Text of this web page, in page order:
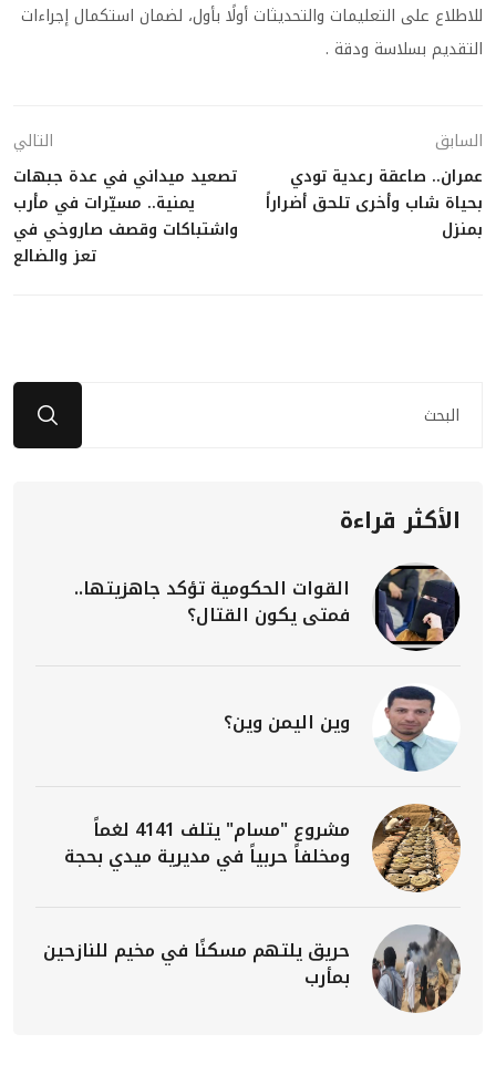
للاطلاع على التعليمات والتحديثات أولًا بأول، لضمان استكمال إجراءات
التقديم بسلاسة ودقة .
السابق
عمران.. صاعقة رعدية تودي
بحياة شاب وأخرى تلحق أضراراً
بمنزل
التالي
تصعيد ميداني في عدة جبهات
يمنية.. مسيّرات في مأرب
واشتباكات وقصف صاروخي في
تعز والضالع
الأكثر قراءة
القوات الحكومية تؤكد جاهزيتها..
فمتى يكون القتال؟
وين اليمن وين؟
مشروع "مسام" يتلف 4141 لغماً
ومخلفاً حربياً في مديرية ميدي بحجة
حريق يلتهم مسكنًا في مخيم للنازحين
بمأرب